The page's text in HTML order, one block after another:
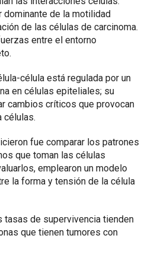
dominante de la motilidad
de las células de carcinoma.
entre el entorno
célula está regulada por un
en células epiteliales; su
cambios críticos que provocan
células.
fue comparar los patrones
que toman las células
emplearon un modelo
la forma y tensión de la célula
tasas de supervivencia tienden
que tienen tumores con